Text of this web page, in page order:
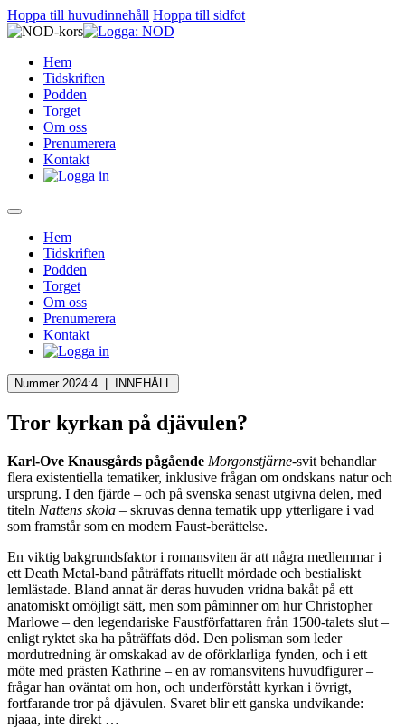
Hoppa till huvudinnehåll Hoppa till sidfot
Hem
Tidskriften
Podden
Torget
Om oss
Prenumerera
Kontakt
Hem
Tidskriften
Podden
Torget
Om oss
Prenumerera
Kontakt
Nummer 2024:4 | INNEHÅLL
Tror kyrkan på djävulen?
Karl-Ove Knausgårds pågående Morgonstjärne-svit behandlar
flera existentiella tematiker, inklusive frågan om ondskans natur och
ursprung. I den fjärde – och på svenska senast utgivna delen, med
titeln Nattens skola – skruvas denna tematik upp ytterligare i vad
som framstår som en modern Faust-berättelse.
En viktig bakgrundsfaktor i romansviten är att några medlemmar i
ett Death Metal-band påträffats rituellt mördade och bestialiskt
lemlästade. Bland annat är deras huvuden vridna bakåt på ett
anatomiskt omöjligt sätt, men som påminner om hur Christopher
Marlowe – den legendariske Faustförfattaren från 1500-talets slut –
enligt ryktet ska ha påträffats död. Den polisman som leder
mordutredning är omskakad av de oförklarliga fynden, och i ett
möte med prästen Kathrine – en av romansvitens huvudfigurer –
frågar han oväntat om hon, och underförstått kyrkan i övrigt,
fortfarande tror på djävulen. Svaret blir ett ganska undvikande:
njaaa, inte direkt …